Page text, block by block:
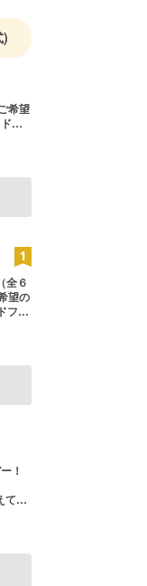
・
！
お
●
のう